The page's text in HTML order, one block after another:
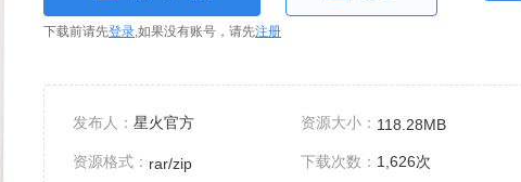
下载前请先登录,如果没有账号，请先注册
发布人： 星火官方 资源大小： 118.28MB
资源格式： rar/zip 下载次数： 1,626次